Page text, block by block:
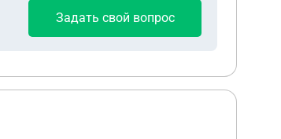
Задать свой вопрос